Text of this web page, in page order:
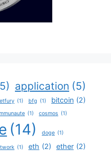
application (5)
(1) bfg (1) bitcoin (2)
(1) cosmos (1)
(14) doge (1)
(1) eth (2) ether (2)